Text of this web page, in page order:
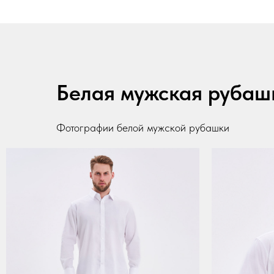
Белая мужская
Фотографии белой мужской рубашки